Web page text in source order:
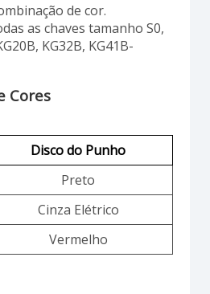
de cor.
as chaves tamanho S0,
KG32B, KG41B-
Cores
Disco do Punho
Preto
Cinza Elétrico
Vermelho